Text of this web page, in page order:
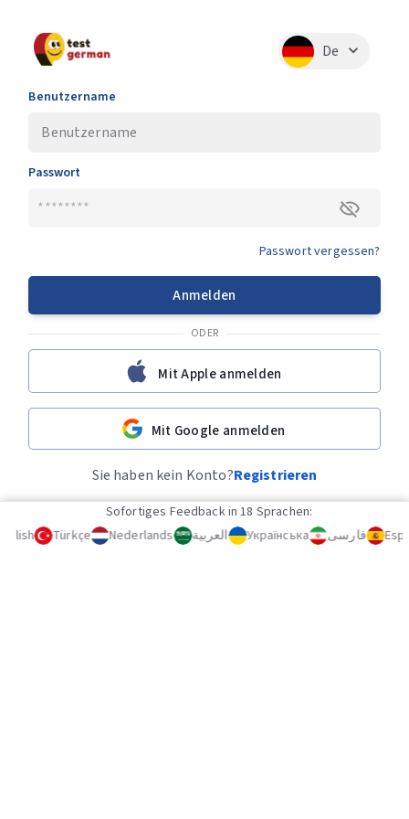
De
Benutzername
Passwort
Passwort vergessen?
Anmelden
ODER
Mit Apple anmelden
Mit Google anmelden
Sie haben kein Konto?Registrieren
Sofortiges Feedback in 18 Sprachen:
Türkçe Nederlands العربية Українська فارسی